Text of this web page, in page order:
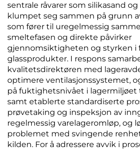
sentrale råvarer som silikasand
klumpet seg sammen på grunn
som fører til uregelmessig
smeltefasen og direkte påvirker
gjennomsiktigheten og styrken i
glassprodukter. I respons
kvalitetsdirektøren med
optimere ventilasjonssystemet,
på fuktighetsnivået i lagermiljøet
samt etablerte standardiserte
prøvetaking og inspeksjon av
regelmessig varelageromløp, og
problemet med svingende renhet
kilden. For å adressere avvik i